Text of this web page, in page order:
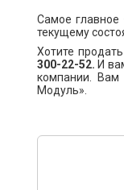
Самое главное
текущему
Хотите
300-22-52. И
компании. Вам
Модуль».